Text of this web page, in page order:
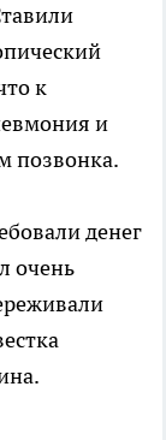
к
и
позвонка.
денег
очень